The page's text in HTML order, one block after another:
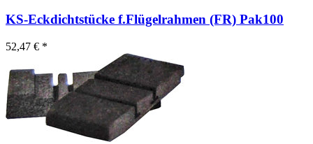
KS-Eckdichtstücke f.Flügelrahmen (FR) Pak100
52,47 € *